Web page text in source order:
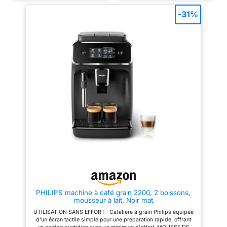
onctueuses et denses
d'une simple pression
sur un bouton ; la
carafe lavable au lave-
vaisselle assure un
nettoyage facile de la
utilisation DESIGN,
STYLE ET
COMPATIBILITÉ : la
machine automatique
avec des angles doux
et des reflets brillants,
conçue avec un
design entièrement
repensé pour
s'adapter à toutes les
: Les capsules Nespresso sont
recyclables Toutes les capsules
en aluminium collectées par
Nespresso sont recyclées
Capsule faite avec au moins
80% d'aluminium recyclé
vous pouvez préparer votre
café favori court ou long d'une
simple pression et passer d'un
café riche et aromatique au café
FRAÎCHEMENT MOULU ET
PERSONNALISÉ: chaque tasse
est préparée à partir de grains
fraîchement moulus grâce au
moulin à 13 réglages ; ajustez
mousseur à lait 2-en-1 permet
de choisir entre lait chaud ou
mousse dense pour vos
cappuccinos; le bec verseur
détartrage, pièces amovibles et
indicateurs, avec arrêt
d’énergie et mode veille CE
N’EST PAS JUSTE PARFAIT.
PHILIPS machine à café grain 2200, 2 boissons,
mousseur à lait, Noir mat
UTILISATION SANS EFFORT : Cafetière à grain Philips équipée
d'un écran tactile simple pour une préparation rapide, offrant
-31%